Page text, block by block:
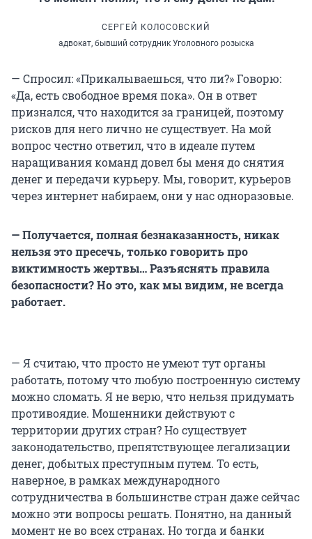
СЕРГЕЙ КОЛОСОВСКИЙ
адвокат, бывший сотрудник Уголовного розыска
— Спросил: «Прикалываешься, что ли?» Говорю:
«Да, есть свободное время пока». Он в ответ
признался, что находится за границей, поэтому
рисков для него лично не существует. На мой
вопрос честно ответил, что в идеале путем
наращивания команд довел бы меня до снятия
денег и передачи курьеру. Мы, говорит, курьеров
через интернет набираем, они у нас одноразовые.
— Получается, полная безнаказанность, никак
нельзя это пресечь, только говорить про
виктимность жертвы… Разъяснять правила
безопасности? Но это, как мы видим, не всегда
работает.
— Я считаю, что просто не умеют тут органы
работать, потому что любую построенную систему
можно сломать. Я не верю, что нельзя придумать
противоядие. Мошенники действуют с
территории других стран? Но существует
законодательство, препятствующее легализации
денег, добытых преступным путем. То есть,
наверное, в рамках международного
сотрудничества в большинстве стран даже сейчас
можно эти вопросы решать. Понятно, на данный
момент не во всех странах. Но тогда и банки